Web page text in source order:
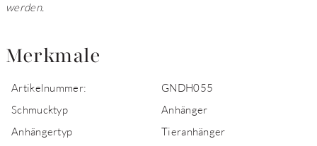
werden.
Merkmale
Artikelnummer:
GNDH055
Schmucktyp
Anhänger
Anhängertyp
Tieranhänger